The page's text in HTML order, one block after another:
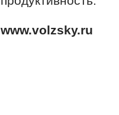
www.volzsky.ru